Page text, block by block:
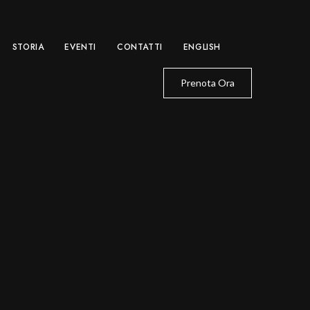
STORIA EVENTI CONTATTI ENGLISH
Prenota Ora